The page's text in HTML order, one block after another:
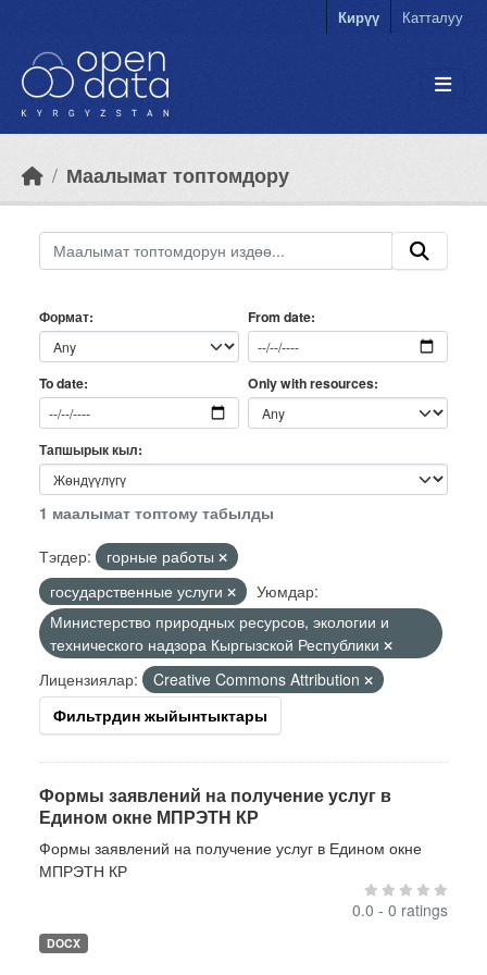
Кирүү Катталуу
Маалымат топтомдору
Формат From date
To date Only with resources
Тапшырык кыл
1 маалымат топтому табылды
Тэгдер:
горные работы
государственные услуги
Уюмдар:
Министерство природных ресурсов, экологии и
технического надзора Кыргызской Республики
Лицензиялар:
Creative Commons Attribution
Фильтрдин жыйынтыктары
Формы заявлений на получение услуг в
Едином окне МПРЭТН КР
Формы заявлений на получение услуг в Едином окне
МПРЭТН КР
0.0 - 0 ratings
DOCX